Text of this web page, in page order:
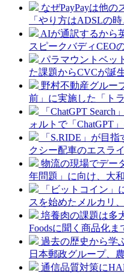
なぜPayPayは他
「やり方はADSLの
AIが通訳するから
スピークバディCEO
パラマウントベッ
た課題からCVCが誕
野村不動産グルー
前」に実施した「ト
「ChatGPT
ォルトで「ChatGPT
「S.RIDE」が目
クシー配車のエスラ
物流の現場でデー
年問題」に向け、大
「ビットコイン
スを始めたメルカリ
培養肉の課題は多
Foodsに聞く商品化ま
過去の歴史から学
日本郵政グループ、
通信品質対策に